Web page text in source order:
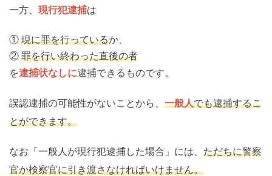
一方、 現行犯逮捕は
① 現に罪を行っているか、
② 罪を行い終わった直後の者
を逮捕状なしに逮捕できるものです。
誤認逮捕の可能性がないことから、 一般人でも逮捕するこ
とができます。
なお「一般人が現行犯逮捕した場合」には、 ただちに警察
官か検察官に引き渡さなければいけません。